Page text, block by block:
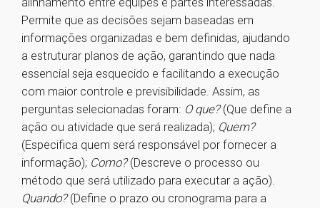
Permite que as decisões sejam baseadas em
informações organizadas e bem definidas, ajudando
a estruturar planos de ação, garantindo que nada
essencial seja esquecido e facilitando a execução
com maior controle e previsibilidade. Assim, as
perguntas selecionadas foram: O que?(Que define a
ação ou atividade que será realizada); Quem?
(Especifica quem será responsável por fornecer a
informação); Como?(Descreve o processo ou
método que será utilizado para executar a ação).
Quando?(Define o prazo ou cronograma para a